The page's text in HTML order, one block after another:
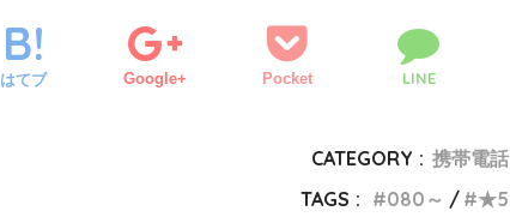
はてブ Google+ Pocket LINE
CATEGORY : 携帯電話
TAGS :
080～ ★5